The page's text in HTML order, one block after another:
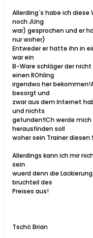
Allerding´s habe ich diese
noch JUng
war) gesprochen und er
nur woher)
Entweder er hatte ihn in
war ein
B-Ware schläger der
einen ROhling
irgendwo her
besorgt und
zwar aus dem Internet
und nichts
gefunden!ICh werde
herausfinden soll
woher sein Trainer
Allerdings kann ich mir
sein
wuerd denn die
bruchteil des
Preises aus!
Tschö Brian